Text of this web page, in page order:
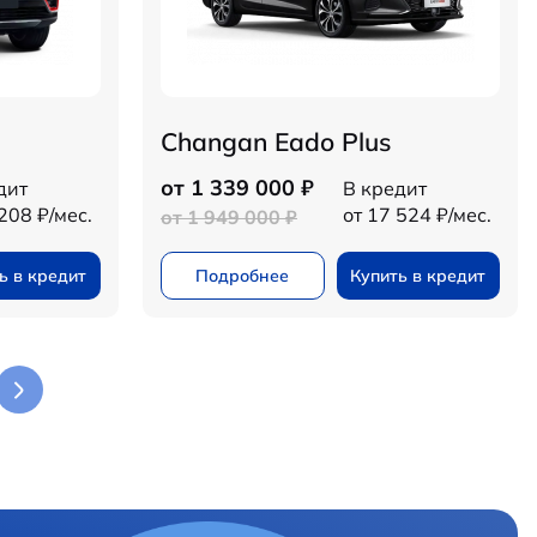
₽/мес.
в кредит
Changan Eado Plus
от 1 339 000 ₽
от 1 949 000 ₽
В кредит
от 17 524 ₽/мес.
Подробнее Купить в кредит